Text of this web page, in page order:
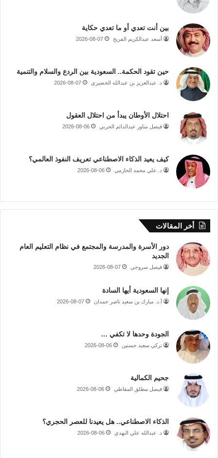
بين أنت تعدي أو ما تعدي حكاية
أسعد عبدالكريم الفريح 2026-08-07
حين تقود الحكمة.. السعودية بين الردع والسلام والتنمية
د. عبدالعزيز بن عبدالله الخضيري 2026-08-07
احتلال الأوطان يبدأ من احتلال العقول
فيصل مناور عبدالدائم الحربي 2026-08-06
كيف يعيد الذكاء الاصطناعي تعريف النفوذ العالمي؟
د. علي محمد الحازمي 2026-08-06
أخر المقالات
دور الأسرة والمدرسة والمجتمع في نظام التعليم العام
الجديد
فيصل سروجي 2026-08-07
إنها السعودية أيها السادة
أ.د. مبارك بن سعيد ناصر حمدان 2026-08-07
الجودة وحدها لا تكفي …
تركي سعيد حسنين 2026-08-06
جحيم الكمالية
فيصل مطلق المقاطي 2026-08-06
الذكاء الاصطناعي.. هل يعيدنا للعصر الحجري؟
د. عبدالله علي النهدي 2026-08-06